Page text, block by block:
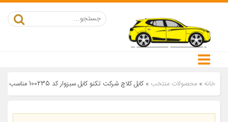
خانه » محصولات منتخب »کابل کلاچ شرکت تکنو کابل سبزوار کد 100235 مناسب برای سمند